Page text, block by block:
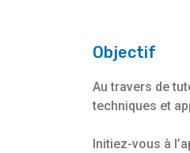
Objectif
Au travers de
techniques et
Initiez-vous à